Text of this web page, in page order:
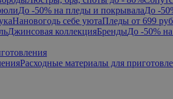
До -50% на пледы и покрывалаДо -
Нановогодь себе уютаПледы от 699
Джинсовая коллекцияБрендыДо -50%
Расходные материалы для